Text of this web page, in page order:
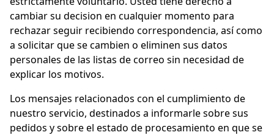
cambiar su decision en cualquier momento para
rechazar seguir recibiendo correspondencia, así como
a solicitar que se cambien o eliminen sus datos
personales de las listas de correo sin necesidad de
explicar los motivos.
Los mensajes relacionados con el cumplimiento de
nuestro servicio, destinados a informarle sobre sus
pedidos y sobre el estado de procesamiento en que se